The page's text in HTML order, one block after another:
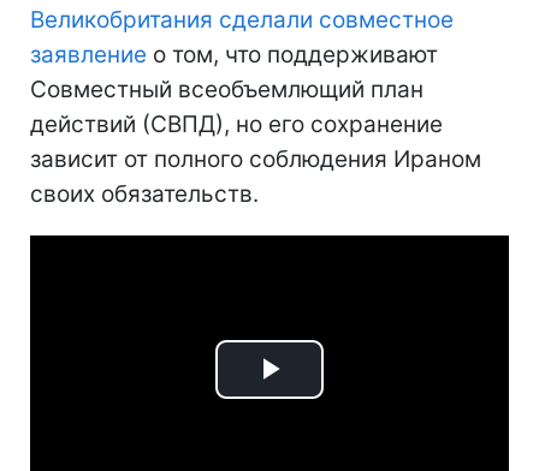
Великобритания сделали совместное
заявление о том, что поддерживают
Совместный всеобъемлющий план
действий (СВПД), но его сохранение
зависит от полного соблюдения Ираном
своих обязательств.
Play